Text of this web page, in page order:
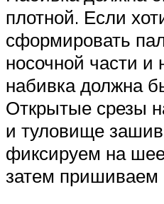
плотной. Если
сформировать
носочной части и
набивка должна
Открытые срезы
и туловище
фиксируем на
затем